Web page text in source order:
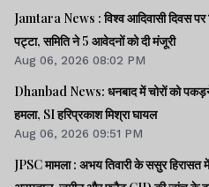
Jamtara News : विश्व आदिवासी दिवस पर
पट्टा, समिति ने 5 आवेदनों को दी मंजूरी
Aug 06, 2026 08:02 PM
Dhanbad News: धनबाद में चोरों को
हमला, SI हरिप्रकाश मिश्रा घायल
Aug 06, 2026 09:51 PM
JPSC मामला : अभय तिवारी के ससुर हिरासत